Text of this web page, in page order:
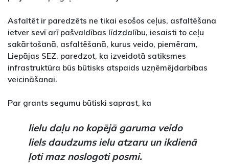
Asfaltēt ir paredzēts ne tikai esošos ceļus, asfaltēšana
ietver sevī arī pašvaldības līdzdalību, iesaisti to ceļu
sakārtošanā, asfaltēšanā, kurus veido, piemēram,
Liepājas SEZ, paredzot, ka izveidotā satiksmes
infrastruktūra būs būtisks atspaids uzņēmējdarbības
veicināšanai.
Par grants segumu būtiski saprast, ka
lielu daļu no kopējā garuma veido
liels daudzums ielu atzaru un ikdienā
ļoti maz noslogoti posmi.